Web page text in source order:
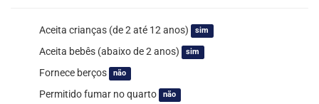
Aceita crianças (de 2 até 12 anos) sim
Aceita bebês (abaixo de 2 anos) sim
Fornece berços não
Permitido fumar no quarto não